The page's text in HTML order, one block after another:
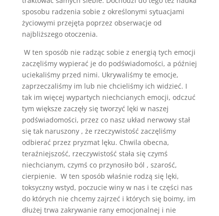
sposobu radzenia sobie z określonymi sytuacjami
życiowymi przejęta poprzez obserwacje od
najbliższego otoczenia.
W ten sposób nie radząc sobie z energią tych emocji
zaczęliśmy wypierać je do podświadomości, a później
uciekaliśmy przed nimi. Ukrywaliśmy te emocje,
zaprzeczaliśmy im lub nie chcieliśmy ich widzieć. I
tak im więcej wypartych niechcianych emocji, odczuć
tym większe zaczęły się tworzyć lęki w naszej
podświadomości, przez co nasz układ nerwowy stał
się tak naruszony , że rzeczywistość zaczęliśmy
odbierać przez pryzmat lęku. Chwila obecna,
teraźniejszość, rzeczywistość stała się czymś
niechcianym, czymś co przynosiło ból , szarość,
cierpienie. W ten sposób właśnie rodzą się lęki,
toksyczny wstyd, poczucie winy w nas i te części nas
do których nie chcemy zajrzeć i których się boimy, im
dłużej trwa zakrywanie rany emocjonalnej i nie